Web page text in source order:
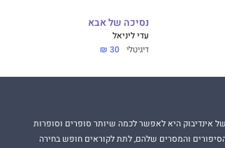
נסיכה של אבא
עדי ליניאל
דיגיטלי 30 ₪
אינדיבוק היא לאפשר לכמה שיותר סופרים וסופרות
והמסרים שלהם, לתת לקוראים חופש בחירה